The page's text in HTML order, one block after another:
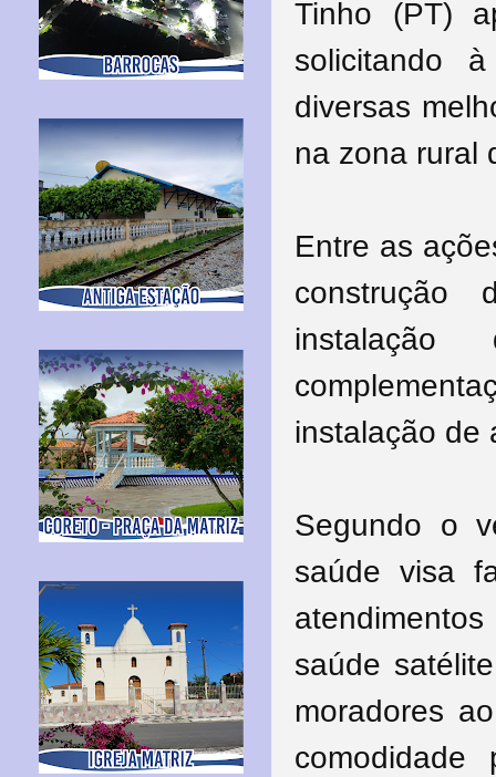
Tinho (PT)
solicitando
diversas
na zona rural
Entre as
instalação de
Segundo o
saúde visa
saúde
moradores
comodidade